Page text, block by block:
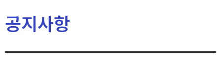
공지사항